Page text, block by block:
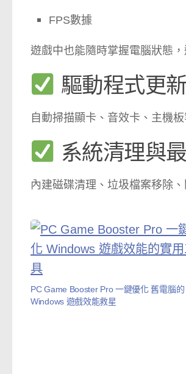
FPS數據
遊戲中也能隨時掌握電腦狀態，
驅動程式更
自動掃描顯卡、音效卡、主機
系統清理與
內建磁碟清理、垃圾檔案移除
PC Game Booster Pro 一鍵優化 舊電腦的
Windows 遊戲效能救星